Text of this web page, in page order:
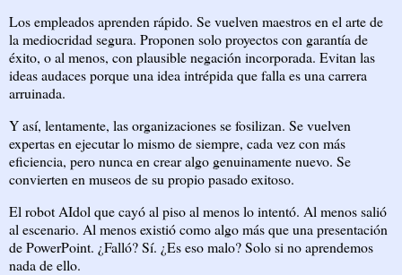
Los empleados aprenden rápido. Se vuelven maestros en el arte de
la mediocridad segura. Proponen solo proyectos con garantía de
éxito, o al menos, con plausible negación incorporada. Evitan las
ideas audaces porque una idea intrépida que falla es una carrera
arruinada.
Y así, lentamente, las organizaciones se fosilizan. Se vuelven
expertas en ejecutar lo mismo de siempre, cada vez con más
eficiencia, pero nunca en crear algo genuinamente nuevo. Se
convierten en museos de su propio pasado exitoso.
El robot AIdol que cayó al piso al menos lo intentó. Al menos salió
al escenario. Al menos existió como algo más que una presentación
de PowerPoint. ¿Falló? Sí. ¿Es eso malo? Solo si no aprendemos
nada de ello.